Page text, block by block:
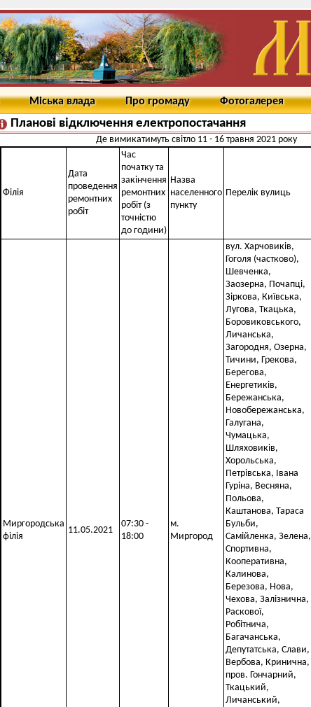
Міська влада Про громаду Фотогалерея
Планові відключення електропостачання
Де вимикатимуть світло 11 - 16 травня 2021 року
Філія
Дата
проведення
ремонтних
робіт
Час
початку та
закінчення
ремонтних
робіт (з
точністю
до години)
Назва
населенного
пункту
Перелік вулиць
Миргородська
філія
11.05.2021
07:30 -
18:00
м.
Миргород
вул. Харчовиків,
Гоголя (частково),
Шевченка,
Заозерна, Почапці,
Зіркова, Київська,
Лугова, Ткацька,
Боровиковського,
Личанська,
Загородня, Озерна,
Тичини, Грекова,
Берегова,
Енергетиків,
Бережанська,
Новобережанська,
Галугана,
Чумацька,
Шляховиків,
Хорольська,
Петрівська, Івана
Гуріна, Весняна,
Польова,
Каштанова, Тараса
Бульби,
Самійленка, Зелена,
Спортивна,
Кооперативна,
Калинова,
Березова, Нова,
Чехова, Залізнична,
Раскової,
Робітнича,
Багачанська,
Депутатська, Слави,
Вербова, Кринична,
пров. Гончарний,
Ткацький,
Личанський,